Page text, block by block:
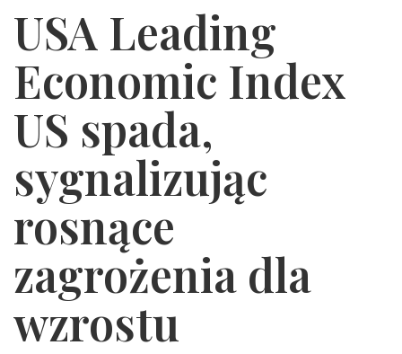
USA Leading
Economic Index
US spada,
sygnalizując
rosnące
zagrożenia dla
wzrostu